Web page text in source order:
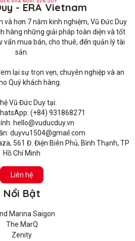
- ERA Vietnam
và hơn 7 năm kinh nghiệm, Vũ Đức Duy
hàng những giải pháp toàn diện và tốt
mua bán, cho thuê, đến quản lý tài
sản.
lại sự trọn vẹn, chuyên nghiệp và an
Quý khách hàng.
Vũ Đức Duy tại:
(+84) 931868271
hello@vuducduy.vn
duyvu1504@gmail.com
561 Đ. Điện Biên Phủ, Bình Thạnh, TP
Hồ Chí Minh
Liên hệ
Nổi Bật
Marina Saigon
The MarQ
Zenity